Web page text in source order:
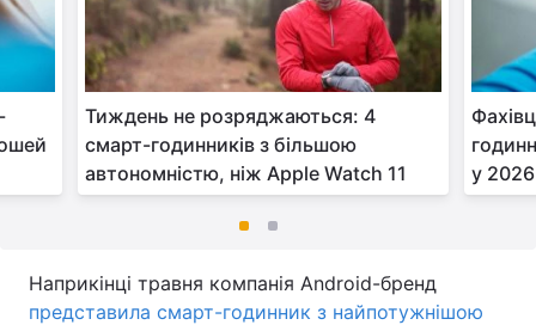
Тиждень не розряджаються: 4
смарт-годинників з більшою
автономністю, ніж Apple Watch 11
у
Наприкінці травня компанія Android-бренд
представила смарт-годинник з найпотужнішою